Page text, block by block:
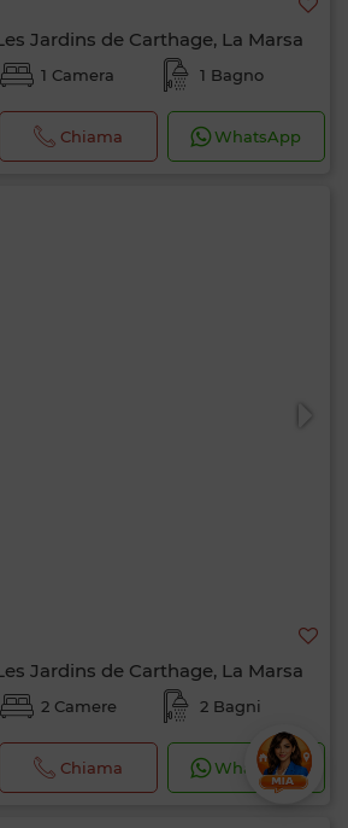
Jardins de Carthage, La Marsa
1 Camera 1 Bagno
Chiama WhatsApp
Jardins de Carthage, La Marsa
2 Camere 2 Bagni
Chiama WhatsApp